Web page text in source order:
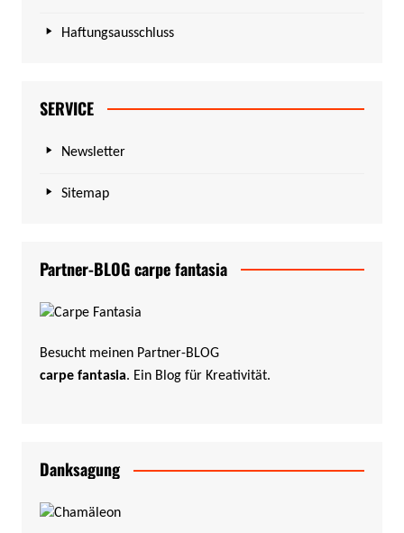
Haftungsausschluss
SERVICE
Newsletter
Sitemap
Partner-BLOG carpe fantasia
Besucht meinen Partner-BLOG
carpe fantasia. Ein Blog für Kreativität.
Danksagung